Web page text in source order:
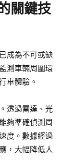
關鍵技
成為不可或缺
測車輛周圍環
車體驗。
透過雷達、光
夠準確偵測周
度。數據經過
，大幅降低人